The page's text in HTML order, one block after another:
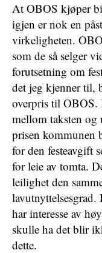
At OBOS kjøper
igjen er nok en
virkeligheten.
som de så selger
forutsetning om
det jeg kjenner til,
overpris til OBOS.
mellom taksten og
prisen kommunen
for den festeavgift
for leie av tomta.
leilighet den
har interesse av
skulle ha det blir
dette.